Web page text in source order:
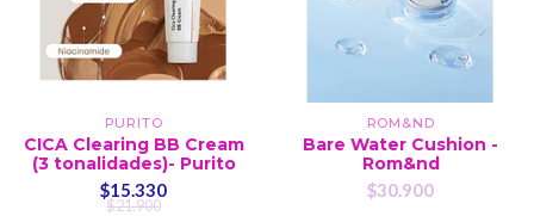
PURITO
CICA Clearing BB Cream
(3 tonalidades)- Purito
$15.330
$21.900
ROM&ND
Bare Water Cushion -
Rom&nd
$30.900